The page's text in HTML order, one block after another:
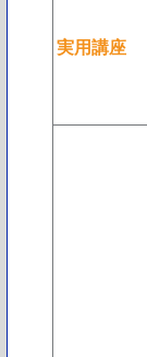
実用講座